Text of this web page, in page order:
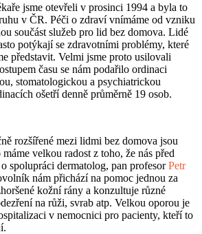
jsme otevřeli v prosinci 1994 a byla to
v ČR. Péči o zdraví vnímáme od vzniku
součást služeb pro lid bez domova. Lidé
potýkají se zdravotními problémy, které
představit. Velmi jsme proto usilovali
času se nám podařilo ordinaci
stomatologickou a psychiatrickou
ošetří denně průměrně 19 osob.
rozšířené mezi lidmi bez domova jsou
velkou radost z toho, že nás před
spolupráci dermatolog, pan profesorPetr
nám přichází na pomoc jednou za
kožní rány a konzultuje různé
na růži, svrab atp. Velkou oporou je
v nemocnici pro pacienty, kteří to